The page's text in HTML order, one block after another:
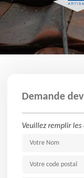
Demande
Veuillez remplir les